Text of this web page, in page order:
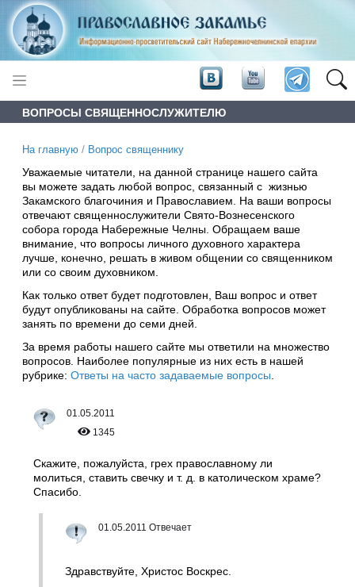
ВОПРОСЫ СВЯЩЕННОСЛУЖИТЕЛЮ
На главную / Вопрос священнику
Уважаемые читатели, на данной странице нашего сайта
вы можете задать любой вопрос, связанный с жизнью
Закамского благочиния и Православием. На ваши вопросы
отвечают священнослужители Свято-Вознесенского
собора города Набережные Челны. Обращаем ваше
внимание, что вопросы личного духовного характера
лучше, конечно, решать в живом общении со священником
или со своим духовником.
Как только ответ будет подготовлен, Ваш вопрос и ответ
будут опубликованы на сайте. Обработка вопросов может
занять по времени до семи дней.
За время работы нашего сайте мы ответили на множество
вопросов. Наиболее популярные из них есть в нашей
рубрике: Ответы на часто задаваемые вопросы
01.05.2011
1345
Скажите, пожалуйста, грех православному ли
молиться, ставить свечку и т. д. в католическом храме?
Спасибо.
01.05.2011 Отвечает
Здравствуйте, Христос Воскрес.